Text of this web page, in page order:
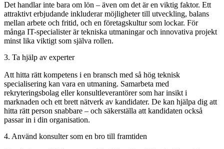
Det handlar inte bara om lön – även om det är en viktig faktor. Ett
attraktivt erbjudande inkluderar möjligheter till utveckling, balans
mellan arbete och fritid, och en företagskultur som lockar. För
många IT-specialister är tekniska utmaningar och innovativa projekt
minst lika viktigt som själva rollen.
3. Ta hjälp av experter
Att hitta rätt kompetens i en bransch med så hög teknisk
specialisering kan vara en utmaning. Samarbeta med
rekryteringsbolag eller konsultleverantörer som har insikt i
marknaden och ett brett nätverk av kandidater. De kan hjälpa dig att
hitta rätt person snabbare – och säkerställa att kandidaten också
passar in i din organisation.
4. Använd konsulter som en bro till framtiden